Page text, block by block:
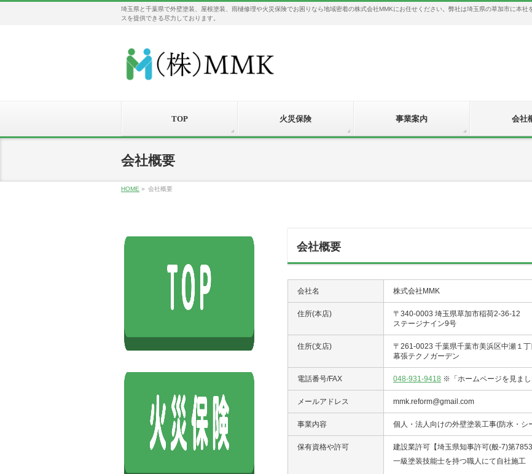
埼玉県と千葉県で外壁塗装、屋根塗装、雨樋修理や火災保険でお困りなら地域密着の株式会社MMKにお任せください。弊社は埼玉県の草加市に本
スを提供できる尽力しております。
TOP 火災保険 事業案内 会社
会社概要
HOME » 会社概要
会社概要
会社名 株式会社MMK
住所(本店)
〒340-0003 埼玉県草加市稲荷2-36-12
ステージナイン9号
住所(支店)
〒261-0023 千葉県千葉市美浜区中瀬１丁
幕張テクノガーデン
電話番号/FAX 048-931-9418 ※「ホームページを見ま
メールアドレス mmk.reform@gmail.com
事業内容 個人・法人向けの外壁塗装工事(防水・シ
保有資格や許可
建設業許可【埼玉県知事許可(般-7)第
一級塗装技能士を持つ職人にて自社施工